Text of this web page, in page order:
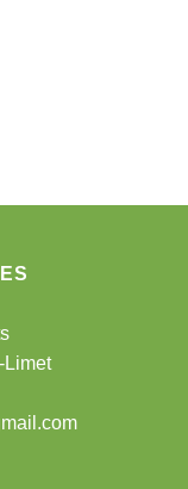
Limet